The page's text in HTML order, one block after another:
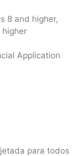
8 and higher,
higher
Application
para todos